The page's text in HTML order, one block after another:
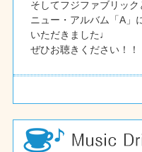
そしてフジファブリック
ニュー・アルバム「A」
いただきました♩
ぜひお聴きください！！